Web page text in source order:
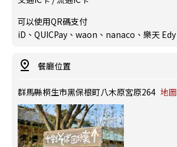
可以使用QR碼支付
iD、QUICPay、waon、nanaco、樂天 Edy
餐廳位置
群馬縣桐生市黑保根町八木原宮原264 地圖